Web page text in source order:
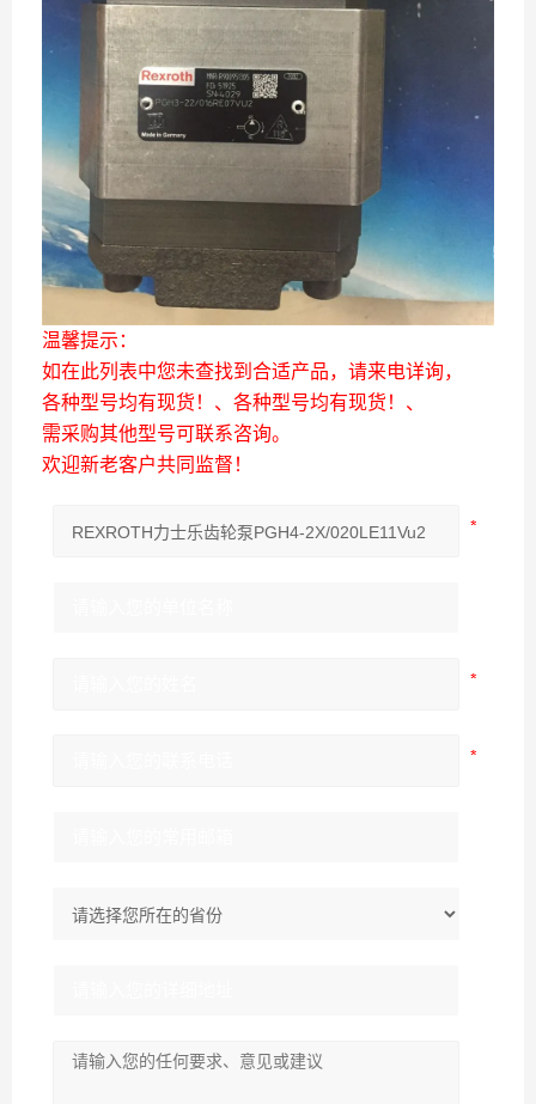
温馨提示：
如在此列表中您未查找到合适产品，请来电详询，
各种型号均有现货！、各种型号均有现货！、
需采购其他型号可联系咨询。
欢迎新老客户共同监督！